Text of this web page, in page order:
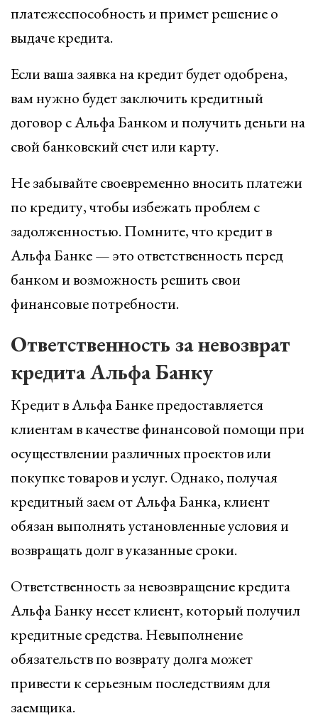
платежеспособность и примет решение о
выдаче кредита.
Если ваша заявка на кредит будет одобрена,
вам нужно будет заключить кредитный
договор с Альфа Банком и получить деньги на
свой банковский счет или карту.
Не забывайте своевременно вносить платежи
по кредиту, чтобы избежать проблем с
задолженностью. Помните, что кредит в
Альфа Банке — это ответственность перед
банком и возможность решить свои
финансовые потребности.
Ответственность за невозврат
кредита Альфа Банку
Кредит в Альфа Банке предоставляется
клиентам в качестве финансовой помощи при
осуществлении различных проектов или
покупке товаров и услуг. Однако, получая
кредитный заем от Альфа Банка, клиент
обязан выполнять установленные условия и
возвращать долг в указанные сроки.
Ответственность за невозвращение кредита
Альфа Банку несет клиент, который получил
кредитные средства. Невыполнение
обязательств по возврату долга может
привести к серьезным последствиям для
заемщика.